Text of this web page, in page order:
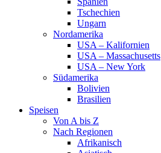
Tschechien
Ungarn
Nordamerika
USA – Kalifornien
USA – Massachusetts
USA – New York
Südamerika
Bolivien
Brasilien
Speisen
Von A bis Z
Nach Regionen
Afrikanisch